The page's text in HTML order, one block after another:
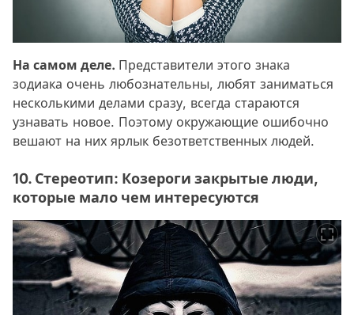
На самом деле. Представители этого знака
зодиака очень любознательны, любят заниматься
несколькими делами сразу, всегда стараются
узнавать новое. Поэтому окружающие ошибочно
вешают на них ярлык безответственных людей.
10. Стереотип: Козероги закрытые люди,
которые мало чем интересуются